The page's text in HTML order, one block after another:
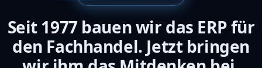
Seit 1977 bauen wir das ERP für
den Fachhandel. Jetzt bringen